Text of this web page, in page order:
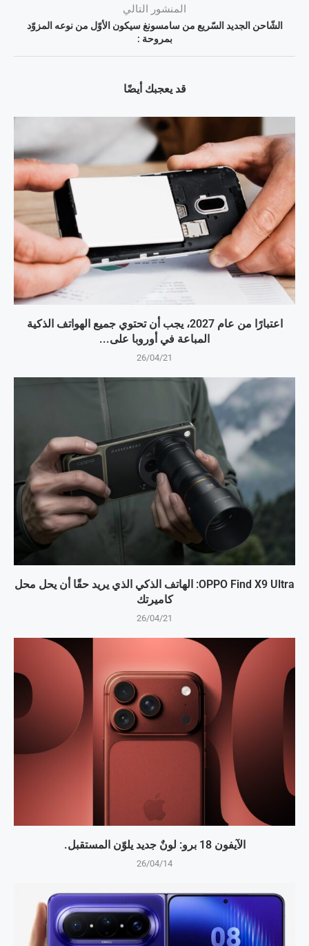
المنشور التالي
الشّاحن الجديد السّريع من سامسونغ سيكون الأوّل من نوعه المزوّد
بمروحة :
قد يعجبك أيضًا
اعتبارًا من عام 2027، يجب أن تحتوي جميع الهواتف الذكية
المباعة في أوروبا على...
26/04/21
OPPO Find X9 Ultra: الهاتف الذكي الذي يريد حقًا أن يحل محل
كاميرتك
26/04/21
الآيفون 18 برو: لونٌ جديد يلوّن المستقبل.
26/04/14